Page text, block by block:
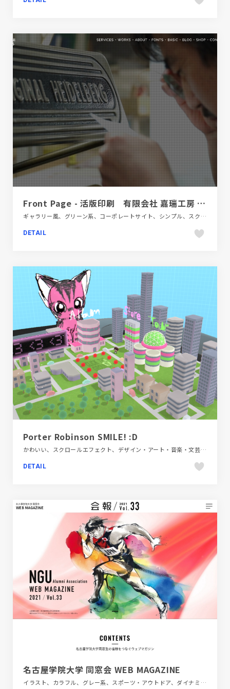
Front Page - 活版印刷 有限会社 嘉瑞工房 - The Kazui Press-
ギャラリー風、グリーン系、コーポレートサイト、シンプル、スクロールエフェクト、デザイン・アート・音楽・文芸、ブラック系 、ホワイト系、モーション多め、動画が流れる、大きめ写真
DETAIL
Porter Robinson SMILE! :D
かわいい、スクロールエフェクト、デザイン・アート・音楽・文芸、ピンク系、ブランド・サービスサイト、ブルー系、ポップ、モーション多め、海外サイト
DETAIL
名古屋学院大学 同窓会 WEB MAGAZINE
イラスト、カラフル、グレー系、スポーツ・アウトドア、ダイナミック、ホワイト系、メディアサイト、手書き・ハンドメイド、教育・学校